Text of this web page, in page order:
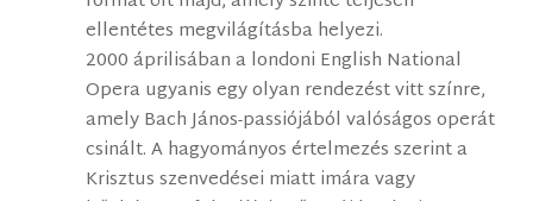
ellentétes megvilágításba helyezi.
2000 áprilisában a londoni English National
Opera ugyanis egy olyan rendezést vitt színre,
amely Bach János-passiójából valóságos operát
csinált. A hagyományos értelmezés szerint a
Krisztus szenvedései miatt imára vagy